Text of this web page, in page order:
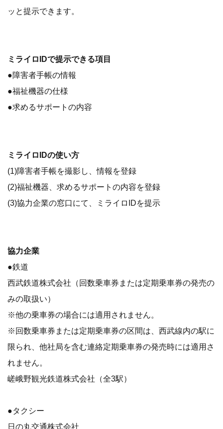
ッと提示できます。
ミライロIDで提示できる項目
●障害者手帳の情報
●福祉機器の仕様
●求めるサポートの内容
ミライロIDの使い方
(1)障害者手帳を撮影し、情報を登録
(2)福祉機器、求めるサポートの内容を登録
(3)協力企業の窓口にて、ミライロIDを提示
協力企業
●鉄道
西武鉄道株式会社（回数乗車券または定期乗車券の発売の
みの取扱い）
※他の乗車券の場合には適用されません。
※回数乗車券または定期乗車券の区間は、西武線内の駅に
限られ、他社局を含む連絡定期乗車券の発売時には適用さ
れません。
嵯峨野観光鉄道株式会社（全3駅）
●タクシー
日の丸交通株式会社